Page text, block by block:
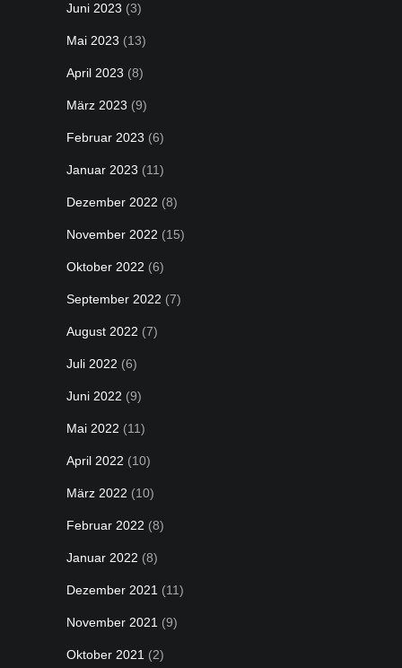
Juni 2023 (3)
Mai 2023 (13)
April 2023 (8)
März 2023 (9)
Februar 2023 (6)
Januar 2023 (11)
Dezember 2022 (8)
November 2022 (15)
Oktober 2022 (6)
September 2022 (7)
August 2022 (7)
Juli 2022 (6)
Juni 2022 (9)
Mai 2022 (11)
April 2022 (10)
März 2022 (10)
Februar 2022 (8)
Januar 2022 (8)
Dezember 2021 (11)
November 2021 (9)
Oktober 2021 (2)